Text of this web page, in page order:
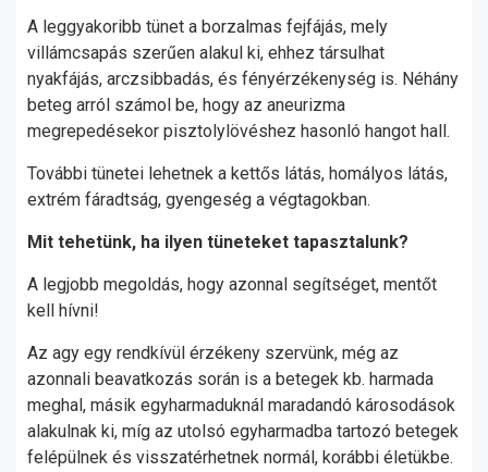
A leggyakoribb tünet a borzalmas fejfájás, mely
villámcsapás szerűen alakul ki, ehhez társulhat
nyakfájás, arczsibbadás, és fényérzékenység is. Néhány
beteg arról számol be, hogy az aneurizma
megrepedésekor pisztolylövéshez hasonló hangot hall.
További tünetei lehetnek a kettős látás, homályos látás,
extrém fáradtság, gyengeség a végtagokban.
Mit tehetünk, ha ilyen tüneteket tapasztalunk?
A legjobb megoldás, hogy azonnal segítséget, mentőt
kell hívni!
Az agy egy rendkívül érzékeny szervünk, még az
azonnali beavatkozás során is a betegek kb. harmada
meghal, másik egyharmaduknál maradandó károsodások
alakulnak ki, míg az utolsó egyharmadba tartozó betegek
felépülnek és visszatérhetnek normál, korábbi életükbe.